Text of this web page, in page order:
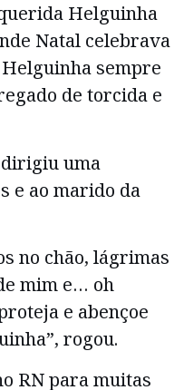
Helguinha
Natal celebrava
sempre
de torcida e
uma
e ao marido da
no chão, lágrimas
mim e… oh
e abençoe
rogou.
RN para muitas